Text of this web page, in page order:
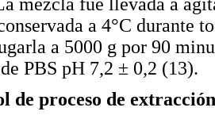
a 4°C durante
a 5000 g por 90
PBS pH 7,2 ± 0,2 (13).
de proceso de